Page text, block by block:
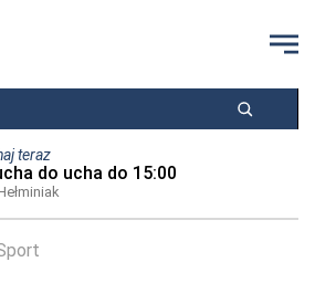
teraz
do ucha do 15:00